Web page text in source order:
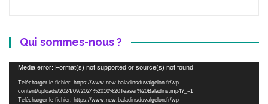
Qui sommes-nous ?
Lecteur
vidéo
Media error: Format(s) not supported or source(s) not found
Télécharger le fichier: https://www.new.baladinsduvalgelon.fr/wp-
content/uploads/2024/09/2024%2010%20Teaser%20Baladins.mp4?_=1
Télécharger le fichier: https://www.new.baladinsduvalgelon.fr/wp-